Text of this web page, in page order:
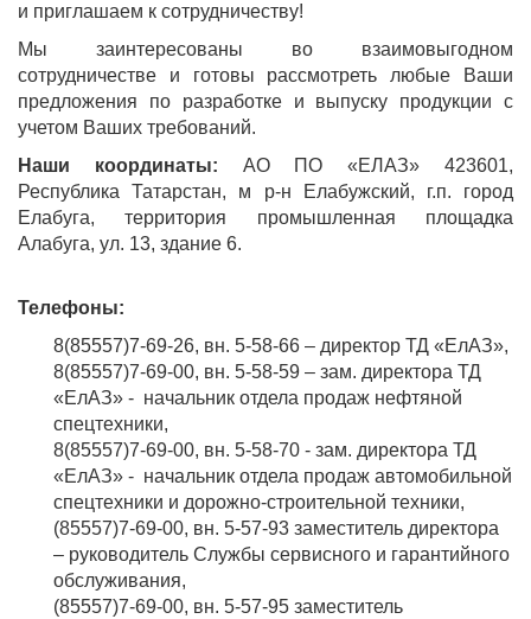
и приглашаем к сотрудничеству!
Мы заинтересованы во взаимовыгодном
сотрудничестве и готовы рассмотреть любые Ваши
предложения по разработке и выпуску продукции с
учетом Ваших требований.
Наши координаты: АО ПО «ЕЛАЗ» 423601,
Республика Татарстан, м р-н Елабужский, г.п. город
Елабуга, территория промышленная площадка
Алабуга, ул. 13, здание 6.
Телефоны:
8(85557)7-69-26, вн. 5-58-66 – директор ТД «ЕлАЗ»,
8(85557)7-69-00, вн. 5-58-59 – зам. директора ТД
«ЕлАЗ» - начальник отдела продаж нефтяной
спецтехники,
8(85557)7-69-00, вн. 5-58-70 - зам. директора ТД
«ЕлАЗ» - начальник отдела продаж автомобильной
спецтехники и дорожно-строительной техники,
(85557)7-69-00, вн. 5-57-93 заместитель директора
– руководитель Cлужбы сервисного и гарантийного
обслуживания,
(85557)7-69-00, вн. 5-57-95 заместитель